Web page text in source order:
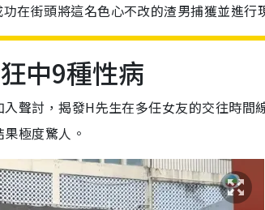
在街頭將這名色心不改的渣男捕獲並進行
中9種性病
聲討，揭發H先生在多任女友的交往時間
極度驚人。